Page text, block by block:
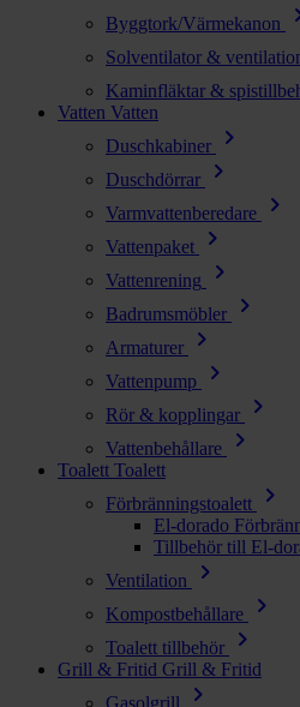
Byggtork/Värmekanon
Solventilator &
Kaminfläktar &
Vatten Vatten
Duschkabiner
chevron_right
Duschdörrar chevron_right
Varmvattenberedare chevron_right
Vattenpaket chevron_right
Vattenrening chevron_right
Badrumsmöbler chevron_right
Armaturer chevron_right
Vattenpump chevron_right
Rör & kopplingar chevron_right
Vattenbehållare chevron_right
Toalett Toalett
Förbränningstoalett
chevron_right
El-dorado
Tillbehör till El-
Ventilation
chevron_right
Kompostbehållare chevron_right
Toalett tillbehör chevron_right
Grill & Fritid Grill & Fritid
Gasolgrill
chevron_right